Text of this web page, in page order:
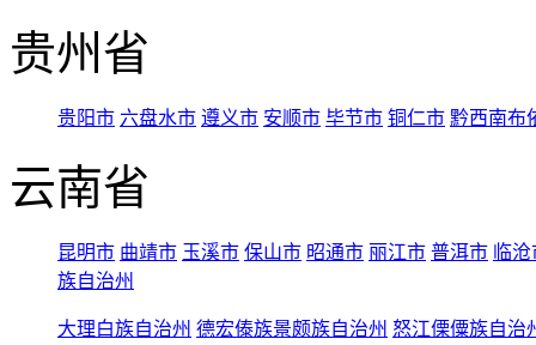
贵州省
贵阳市 六盘水市 遵义市 安顺市 毕节市 铜仁市 黔西南布
云南省
昆明市 曲靖市 玉溪市 保山市 昭通市 丽江市 普洱市 临
族自治州
大理白族自治州 德宏傣族景颇族自治州 怒江傈僳族自治